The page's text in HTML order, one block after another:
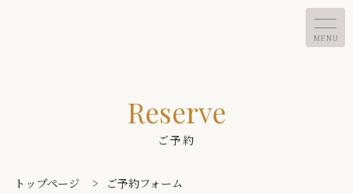
MENU
ご予約
Reserve
トップページ > ご予約フォーム